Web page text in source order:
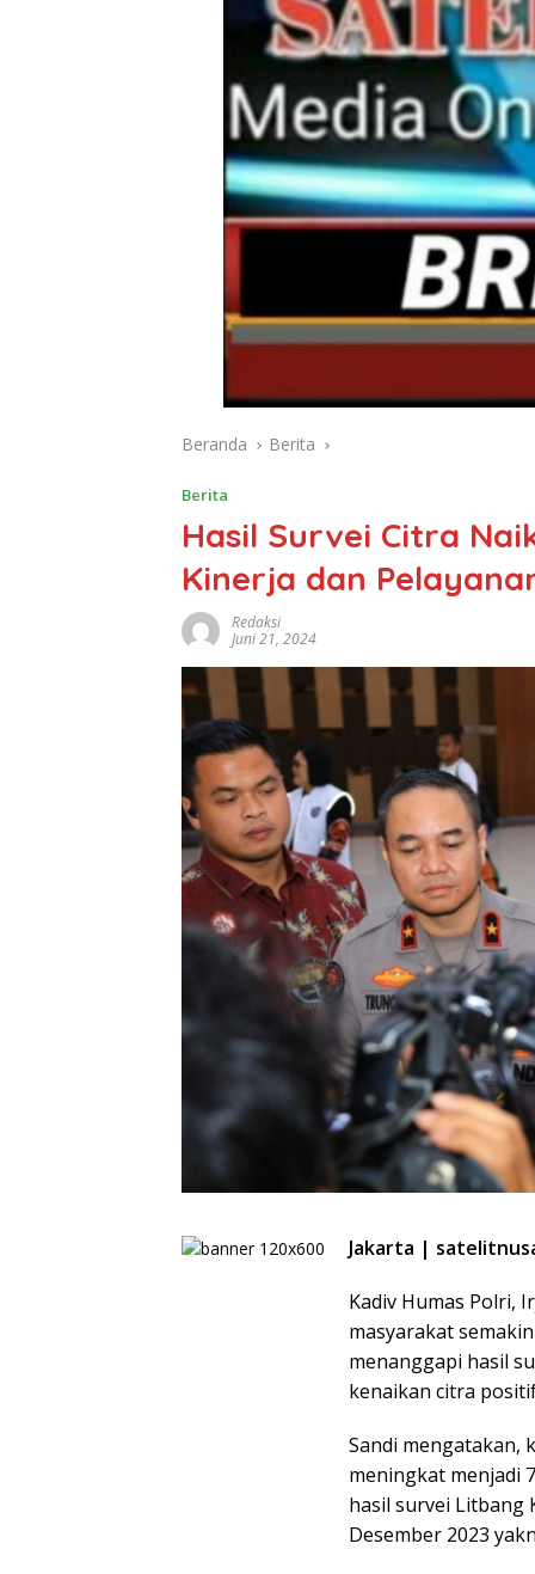
Beranda Berita
Berita
Hasil Survei Citra
Kinerja dan
Redaksi
Juni 21, 2024
Jakarta |
Kadiv Humas Polri,
masyarakat
menanggapi hasil
kenaikan citra
Sandi mengatakan,
meningkat menjadi
hasil survei Litbang
Desember 2023